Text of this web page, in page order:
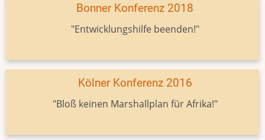
Bonner Konferenz 2018
"Entwicklungshilfe beenden!"
Kölner Konferenz 2016
"Bloß keinen Marshallplan für Afrika!"